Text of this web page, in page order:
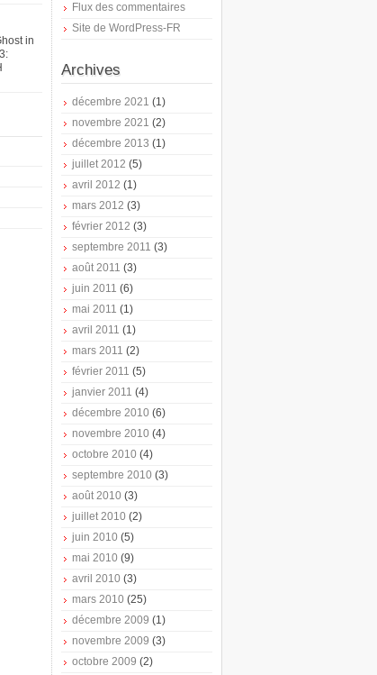
in
Flux des commentaires
Site de WordPress-FR
Archives
décembre 2021 (1)
novembre 2021 (2)
décembre 2013 (1)
juillet 2012 (5)
avril 2012 (1)
mars 2012 (3)
février 2012 (3)
septembre 2011 (3)
août 2011 (3)
juin 2011 (6)
mai 2011 (1)
avril 2011 (1)
mars 2011 (2)
février 2011 (5)
janvier 2011 (4)
décembre 2010 (6)
novembre 2010 (4)
octobre 2010 (4)
septembre 2010 (3)
août 2010 (3)
juillet 2010 (2)
juin 2010 (5)
mai 2010 (9)
avril 2010 (3)
mars 2010 (25)
décembre 2009 (1)
novembre 2009 (3)
octobre 2009 (2)